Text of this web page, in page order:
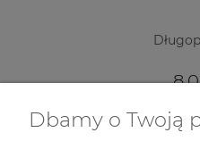
powiadom
Dbamy o Twoją